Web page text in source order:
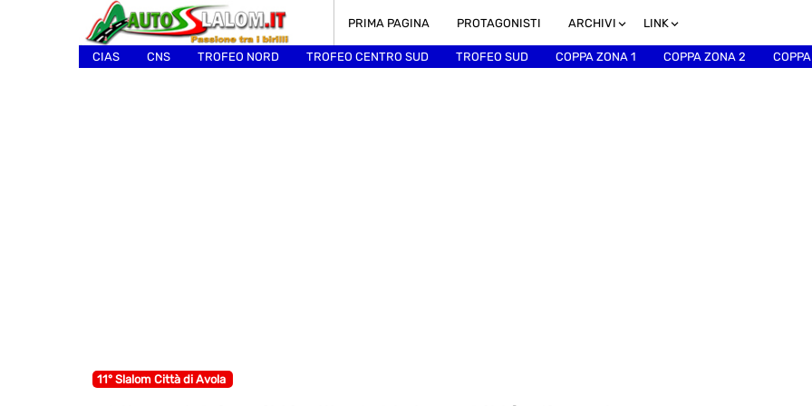
PRIMA PAGINA PROTAGONISTI ARCHIVI LINK
CIAS CNS TROFEO NORD TROFEO CENTRO SUD TROFEO SUD COPPA ZONA 1 COPPA ZONA 2
11° Slalom Città di Avola